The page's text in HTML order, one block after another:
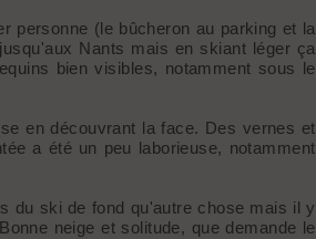
personne (le bûcheron au parking et la
Nants mais en skiant léger ça
bien visibles, notamment sous le
en découvrant la face. Des vernes et
a été un peu laborieuse, notamment
du ski de fond qu'autre chose mais il y
neige et solitude, que demande le